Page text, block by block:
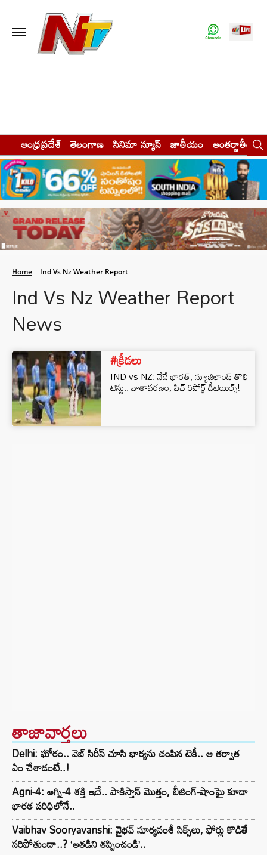
ఆంధ్రప్రదేశ్ తెలంగాణ సినిమా న్యూస్ జాతీయం అంతర్జాతీయం
Home Ind Vs Nz Weather Report
Ind Vs Nz Weather Report
News
#క్రీడలు
IND vs NZ: నేడే భారత్‌, న్యూజిలాండ్‌ తొలి
టెస్టు.. వాతావరణం, పిచ్ రిపోర్ట్ డీటెయిల్స్!
తాజావార్తలు
Delhi: ఘోరం.. వెబ్ సిరీస్ చూసి భార్యను చంపిన టెకీ.. ఆ తర్వాత
ఏం చేశాడంటే..!
Agni-4: అగ్ని-4 శక్తి ఇదే.. పాకిస్తాన్ మొత్తం, బీజింగ్-షాంఘై కూడా
భారత పరిధిలోనే..
Vaibhav Sooryavanshi: వైభవ్ సూర్యవంశీ సిక్స్‌లు, ఫోర్లు కొడితే
సరిపోతుందా..? ‘అతడిని తప్పించండి’..